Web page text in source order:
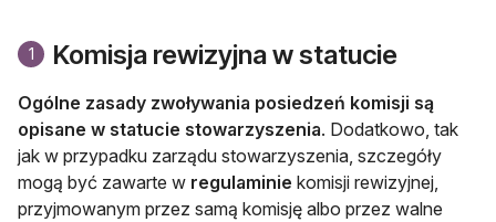
1 Komisja rewizyjna w statucie
Ogólne zasady zwoływania posiedzeń komisji są
opisane w statucie stowarzyszenia. Dodatkowo, tak
jak w przypadku zarządu stowarzyszenia, szczegóły
mogą być zawarte w regulaminie komisji rewizyjnej,
przyjmowanym przez samą komisję albo przez walne